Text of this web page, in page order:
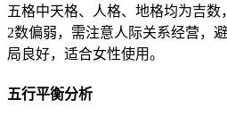
五格中天格、人格、地格均为吉
2数偏弱，需注意人际关系经营，
局良好，适合女性使用。
五行平衡分析